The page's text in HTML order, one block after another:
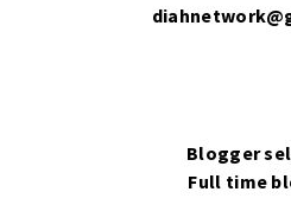
Blogger
Full time